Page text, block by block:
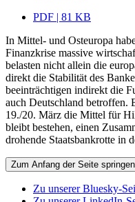
PDF | 81 KB
In Mittel- und Osteuropa
Finanzkrise massive
belasten nicht allein die
direkt die Stabilität des
beeinträchtigen indirekt die
auch Deutschland betroffen.
19./20. März die Mittel für
bleibt bestehen, einen
drohende Staatsbankrotte in
Zum Anfang der Seite springen
Zu unserer Bluesky-